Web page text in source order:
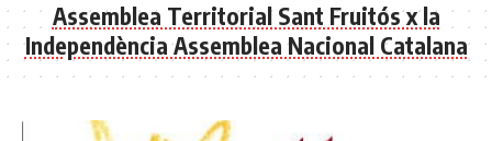
Assemblea Territorial Sant Fruitós x la
Independència Assemblea Nacional Catalana